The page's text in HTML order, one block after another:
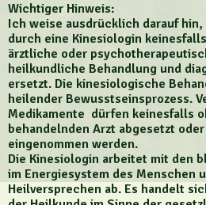
Wichtiger Hinweis:
Ich weise ausdrücklich darauf
durch eine Kinesiologin
ärztliche oder
heilkundliche Behandlung und
ersetzt. Die kinesiologische
heilender Bewusstseinsprozess.
Medikamente dürfen keinesfalls
behandelnden Arzt abgesetzt
eingenommen werden.
Die Kinesiologin arbeitet mit den
im Energiesystem des Menschen
Heilversprechen ab. Es handelt